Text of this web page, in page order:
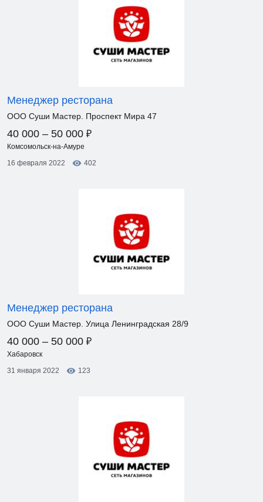
Менеджер ресторана
ООО Суши Мастер. Проспект Мира 47
40 000 – 50 000 ₽
Комсомольск-на-Амуре
16 февраля 2022
402
Менеджер ресторана
ООО Суши Мастер. Улица Ленинградская 28/9
40 000 – 50 000 ₽
Хабаровск
31 января 2022
123